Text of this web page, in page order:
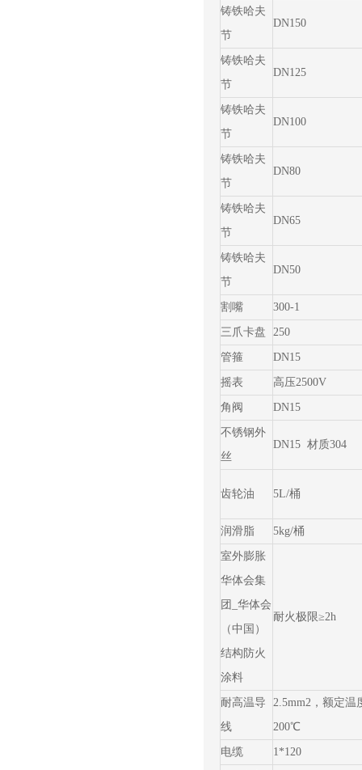
铸铁哈夫
节
DN150
铸铁哈夫
节
DN125
铸铁哈夫
节
DN100
铸铁哈夫
节
DN80
铸铁哈夫
节
DN65
铸铁哈夫
节
DN50
割嘴 300-1
三爪卡盘 250
管箍 DN15
摇表 高压2500V
角阀 DN15
不锈钢外
丝
DN15 材质304
齿轮油 5L/桶
润滑脂 5kg/桶
室外膨胀
华体会集
团_华体会
（中国）
结构防火
涂料
耐火极限≥2h
耐高温导
线
2.5mm2，额定温
200℃
电缆 1*120